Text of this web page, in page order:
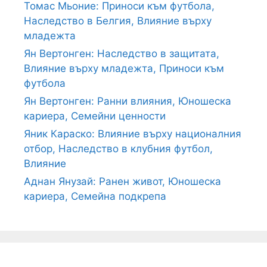
Томас Мьоние: Приноси към футбола,
Наследство в Белгия, Влияние върху
младежта
Ян Вертонген: Наследство в защитата,
Влияние върху младежта, Приноси към
футбола
Ян Вертонген: Ранни влияния, Юношеска
кариера, Семейни ценности
Яник Караско: Влияние върху националния
отбор, Наследство в клубния футбол,
Влияние
Аднан Янузай: Ранен живот, Юношеска
кариера, Семейна подкрепа